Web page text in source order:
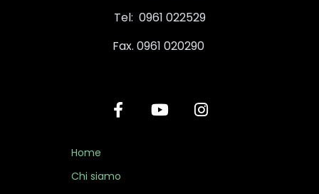
Tel: 0961 022529
Fax. 0961 020290
Home
Chi siamo